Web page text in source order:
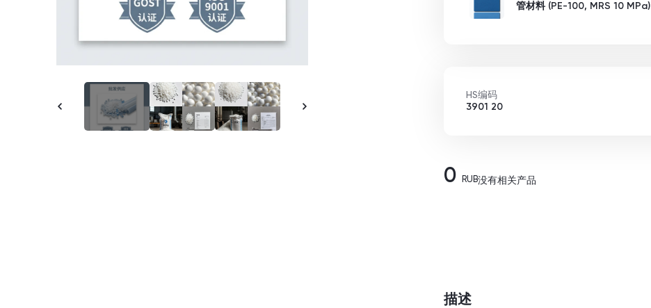
管材料 (PE-100, MRS 10 MPa)
HS编码
3901 20
0 RUB没有相关产品
描述